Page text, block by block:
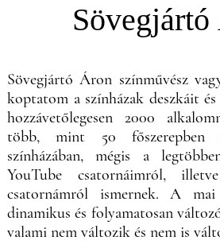
Sövegjártó Áron színművész
koptatom a színházak deszkáit
hozzávetőlegesen 2000
több, mint 50 főszerepben
színházában, mégis a
YouTube csatornáimról,
csatornámról ismernek. A
dinamikus és folyamatosan
valami nem változik és nem is